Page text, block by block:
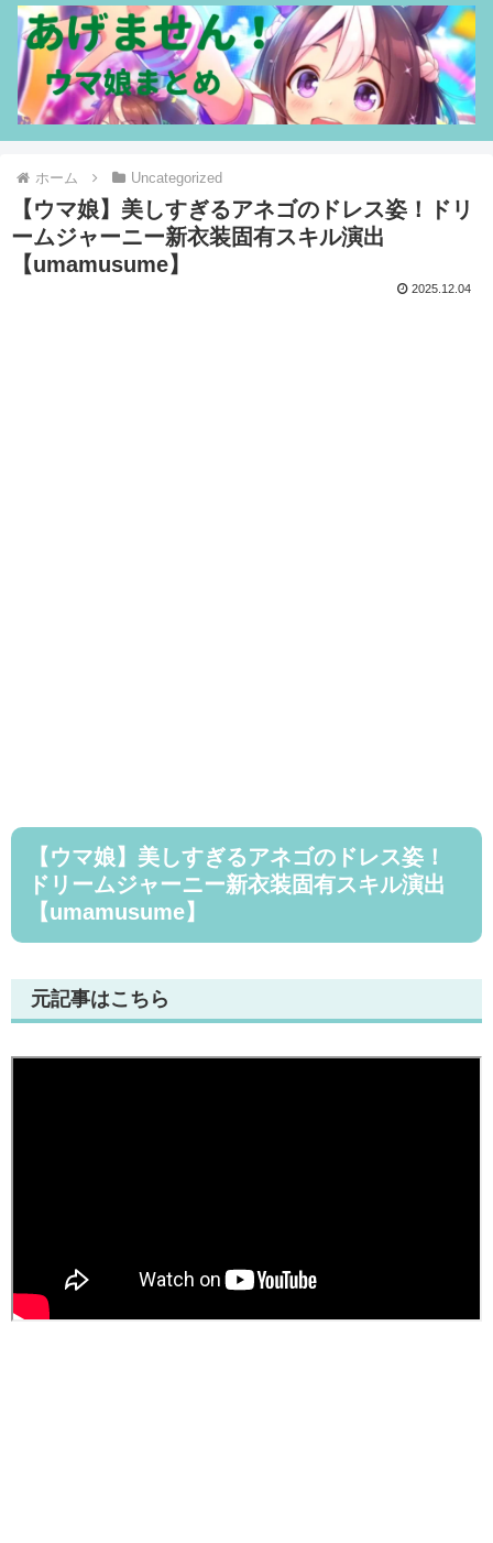
ホーム Uncategorized
【ウマ娘】美しすぎるアネゴのドレス姿！ドリ
ームジャーニー新衣装固有スキル演出
【umamusume】
2025.12.04
【ウマ娘】美しすぎるアネゴのドレス姿！
ドリームジャーニー新衣装固有スキル演出
【umamusume】
元記事はこちら